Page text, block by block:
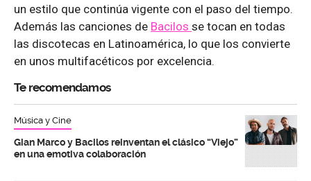
un estilo que continúa vigente con el paso del tiempo.
Además las canciones de Bacilos se tocan en todas
las discotecas en Latinoamérica, lo que los convierte
en unos multifacéticos por excelencia.
Te recomendamos
Música y Cine
Gian Marco y Bacilos reinventan el clásico “Viejo”
en una emotiva colaboración